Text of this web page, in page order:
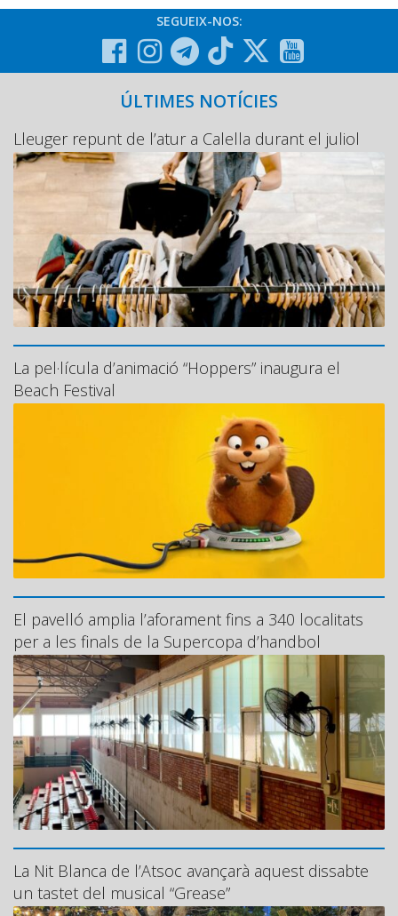
SEGUEIX-NOS:
ÚLTIMES NOTÍCIES
Lleuger repunt de l’atur a Calella durant el juliol
La pel·lícula d’animació “Hoppers” inaugura el
Beach Festival
El pavelló amplia l’aforament fins a 340 localitats
per a les finals de la Supercopa d’handbol
La Nit Blanca de l’Atsoc avançarà aquest dissabte
un tastet del musical “Grease”